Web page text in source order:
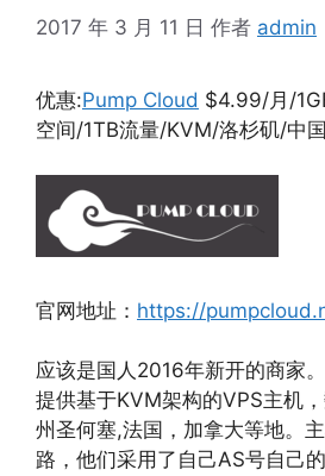
2017 年 3 月 11 日 作者 admin
优惠:Pump Cloud $4.99/月/
空间/1TB流量/KVM/洛杉矶/中
官网地址： https://
应该是国人2016年新开的商家
提供基于KVM架构的VPS主机
州圣何塞,法国，加拿大等地。
路，他们采用了自己AS号自己